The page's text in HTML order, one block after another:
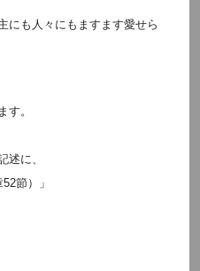
にも人々にもますます愛せら
す。
述に、
節）」